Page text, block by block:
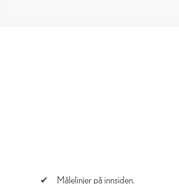
Målelinjer på innsiden.